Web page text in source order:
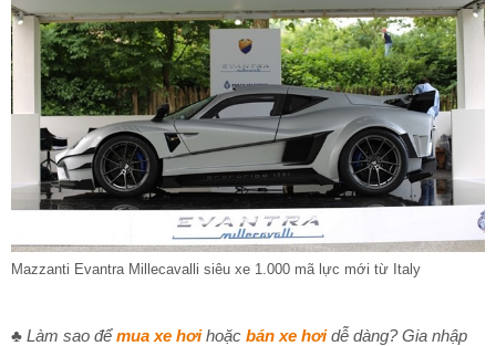
Mazzanti Evantra Millecavalli siêu xe 1.000 mã lực mới từ Italy
♣ Làm sao đểmua xe hơihoặc bán xe hơi dễ dàng? Gia nhập